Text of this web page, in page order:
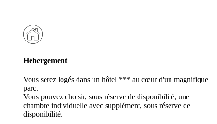
Hébergement
Vous serez logés dans un hôtel *** au cœur d'un magnifique
parc.
Vous pouvez choisir, sous réserve de disponibilité, une
chambre individuelle avec supplément, sous réserve de
disponibilité.